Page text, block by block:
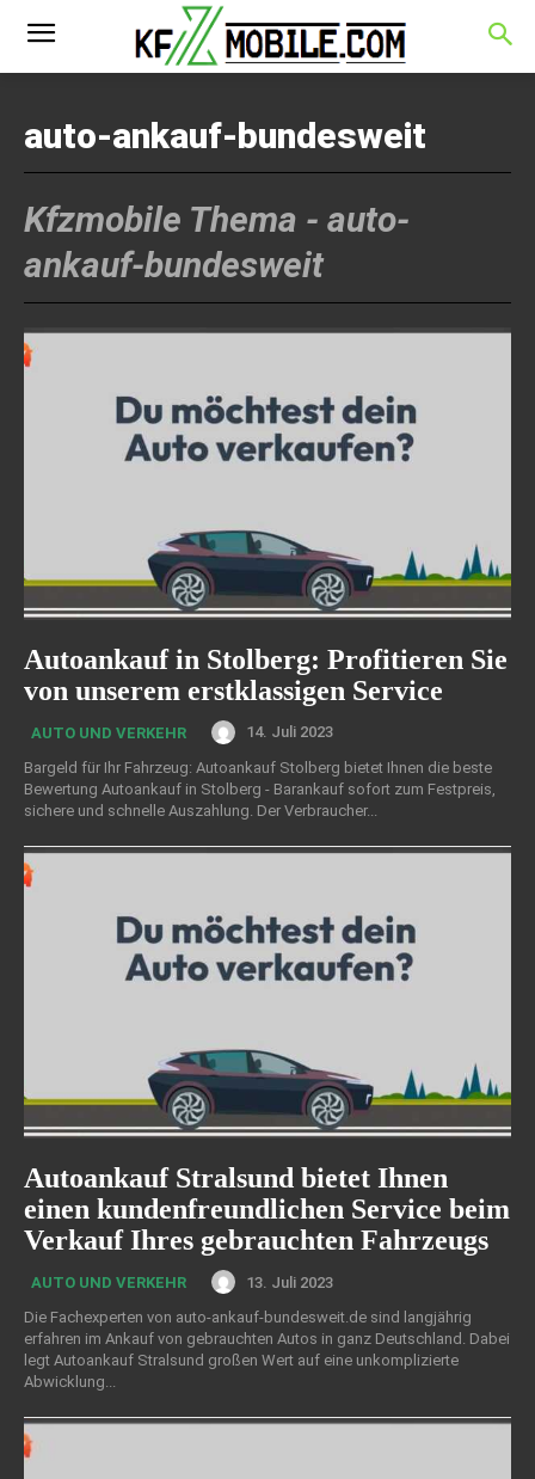
auto-ankauf-bundesweit
Kfzmobile Thema - auto-
ankauf-bundesweit
Autoankauf in Stolberg: Profitieren Sie
von unserem erstklassigen Service
AUTO UND VERKEHR
14. Juli 2023
Bargeld für Ihr Fahrzeug: Autoankauf Stolberg bietet Ihnen die beste
Bewertung Autoankauf in Stolberg - Barankauf sofort zum Festpreis,
sichere und schnelle Auszahlung. Der Verbraucher...
Autoankauf Stralsund bietet Ihnen
einen kundenfreundlichen Service beim
Verkauf Ihres gebrauchten Fahrzeugs
AUTO UND VERKEHR
13. Juli 2023
Die Fachexperten von auto-ankauf-bundesweit.de sind langjährig
erfahren im Ankauf von gebrauchten Autos in ganz Deutschland. Dabei
legt Autoankauf Stralsund großen Wert auf eine unkomplizierte
Abwicklung...